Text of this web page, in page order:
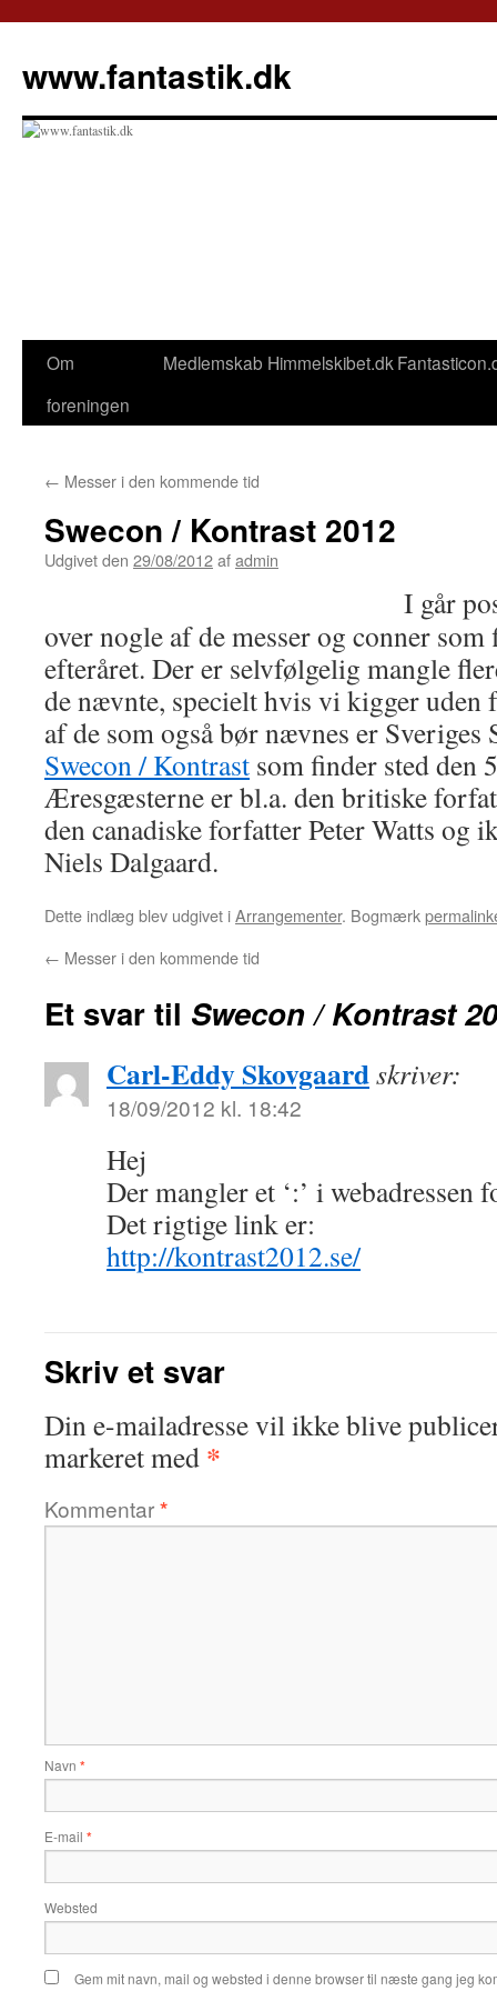
indhold
www.fantastik.dk
Om
foreningen
Medlemskab Himmelskibet.dk
← Messer i den kommende tid
Swecon / Kontrast 2012
Udgivet den 29/08/2012afadmin
I går
over nogle af de messer og conner
efteråret. Der er selvfølgelig mangle
de nævnte, specielt hvis vi kigger uden
af de som også bør nævnes er
Swecon / Kontrast som finder sted den
Æresgæsterne er bl.a. den britiske
den canadiske forfatter Peter Watts og
Niels Dalgaard.
Dette indlæg blev udgivet iArrangementer. Bogmærk
← Messer i den kommende tid
Et svar til Swecon / Kontrast
Carl-Eddy Skovgaardskriver:
18/09/2012 kl. 18:42
Hej
Der mangler et ‘:’ i webadressen
Det rigtige link er:
http://kontrast2012.se/
Skriv et svar
Din e-mailadresse vil ikke blive
markeret med *
Kommentar*
Navn *
E-mail *
Websted
Gem mit navn, mail og websted i denne browser til næste gang jeg